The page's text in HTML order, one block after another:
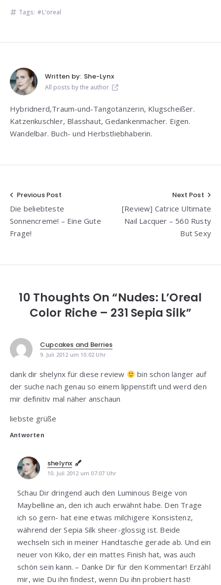
Tags: L'oreal
Written by: She-Lynx
All posts by the author
Hybridnerd,Traum-und-Tangotänzerin, Klugscheißer.
Katzenkuschler, Blasshaut, Gedankenmacher. Eigen.
Wandelbar. Buch- und Herbstliebhaberin.
Beitragsnavigation
Previous Post
Die beliebteste
Sonnencreme! – Eine Gute
Frage!
Next Post
[Review] Catrice Ultimate
Nail Lacquer – 560 Rusty
But Sexy
10 Thoughts On “Nudes: L’Oreal
Color Riche – 231 Sepia Silk”
Cupcakes and Berries
9. Juli 2012 um 10:02 Uhr
dank dir shelynx für diese review
bin schon länger auf
der suche nach genau so einem lippenstift und werd den
mir definitiv mal näher anschaun
liebste grüße
Antworten
shelynx
10. Juli 2012 um 07:07 Uhr
Schau Dir dringend auch den Luminous Beige von
Maybelline an, den ich auch erwähnt habe. Den Trage
ich so gern- hat eine etwas milchigere Konsistenz,
während der Sepia Silk sheer-glossig ist. Beide
wechseln sich in meiner Handtasche gerade ab. Und ein
neuer von Kiko, der ein mattes Finish hat, was auch
schön sein kann. – Danke Dir für den Kommentar! Erzähl
mir, wie Du ihn findest, wenn Du ihn probiert hast!